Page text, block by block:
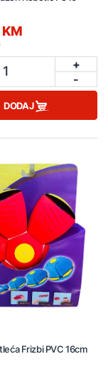
1
+
-
DODAJ
Frizbi PVC 16cm